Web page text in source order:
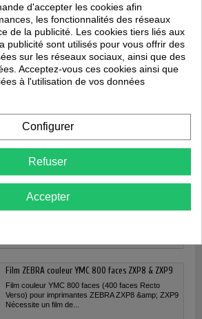
164,44 €
Ajouter au panier
Film ZEBRA 800012601 ZXP8 & ZXP9
Film de retransfert 1250 faces pour imprimantes
ZEBRA ZXP8 &amp; ZXP9
106,76 €
Film ZEBRA couleur YMC 800 faces ZXP8 & ZXP9
Film couleur YMC 800 faces (400 faces Recto
Verso) pour imprimantes ZEBRA ZXP8 &amp; ZXP9
Nécessite un film de...
d'accepter les cookies afin
les fonctionnalités des réseaux
de la publicité. Les cookies tiers liés aux
publicité sont utilisés pour vous offrir des
sur les réseaux sociaux, ainsi que des
Acceptez-vous ces cookies ainsi que
à l'utilisation de vos données
Configurer
Refuser
Accepter